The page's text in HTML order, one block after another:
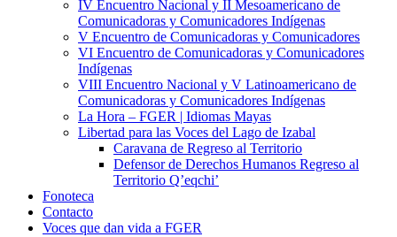
IV Encuentro Nacional y II Mesoamericano de
Comunicadoras y Comunicadores Indígenas
V Encuentro de Comunicadoras y Comunicadores
VI Encuentro de Comunicadoras y Comunicadores
Indígenas
VIII Encuentro Nacional y V Latinoamericano de
Comunicadoras y Comunicadores Indígenas
La Hora – FGER | Idiomas Mayas
Libertad para las Voces del Lago de Izabal
Caravana de Regreso al Territorio
Defensor de Derechos Humanos Regreso al
Territorio Q’eqchi’
Fonoteca
Contacto
Voces que dan vida a FGER